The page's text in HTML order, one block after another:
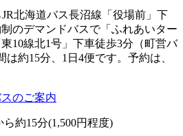
JR北海道バス長沼線「役場前」下
のデマンドバスで「ふれあいター
10線北1号」下車徒歩3分（町営バ
は約15分、1日4便です。予約は、
のご案内
ら約15分(1,500円程度)